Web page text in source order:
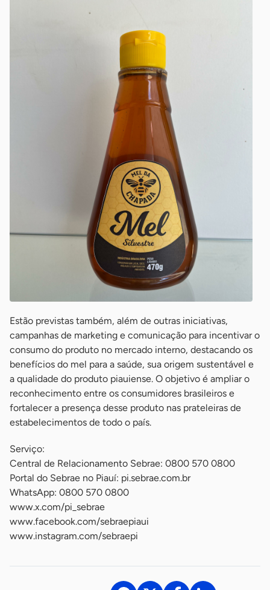
Estão previstas também, além de outras iniciativas,
campanhas de marketing e comunicação para incentivar o
consumo do produto no mercado interno, destacando os
benefícios do mel para a saúde, sua origem sustentável e
a qualidade do produto piauiense. O objetivo é ampliar o
reconhecimento entre os consumidores brasileiros e
fortalecer a presença desse produto nas prateleiras de
estabelecimentos de todo o país.
Serviço:
Central de Relacionamento Sebrae: 0800 570 0800
Portal do Sebrae no Piauí: pi.sebrae.com.br
WhatsApp: 0800 570 0800
www.x.com/pi_sebrae
www.facebook.com/sebraepiaui
www.instagram.com/sebraepi